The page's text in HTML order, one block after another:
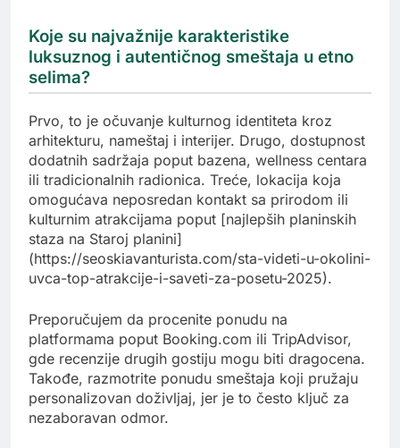
Koje su najvažnije karakteristike
luksuznog i autentičnog smeštaja u etno
selima?
Prvo, to je očuvanje kulturnog identiteta kroz
arhitekturu, nameštaj i interijer. Drugo, dostupnost
dodatnih sadržaja poput bazena, wellness centara
ili tradicionalnih radionica. Treće, lokacija koja
omogućava neposredan kontakt sa prirodom ili
kulturnim atrakcijama poput [najlepših planinskih
staza na Staroj planini]
(https://seoskiavanturista.com/sta-videti-u-okolini-
uvca-top-atrakcije-i-saveti-za-posetu-2025).
Preporučujem da procenite ponudu na
platformama poput Booking.com ili TripAdvisor,
gde recenzije drugih gostiju mogu biti dragocena.
Takođe, razmotrite ponudu smeštaja koji pružaju
personalizovan doživljaj, jer je to često ključ za
nezaboravan odmor.